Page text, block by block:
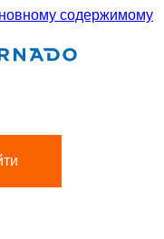
содержимому